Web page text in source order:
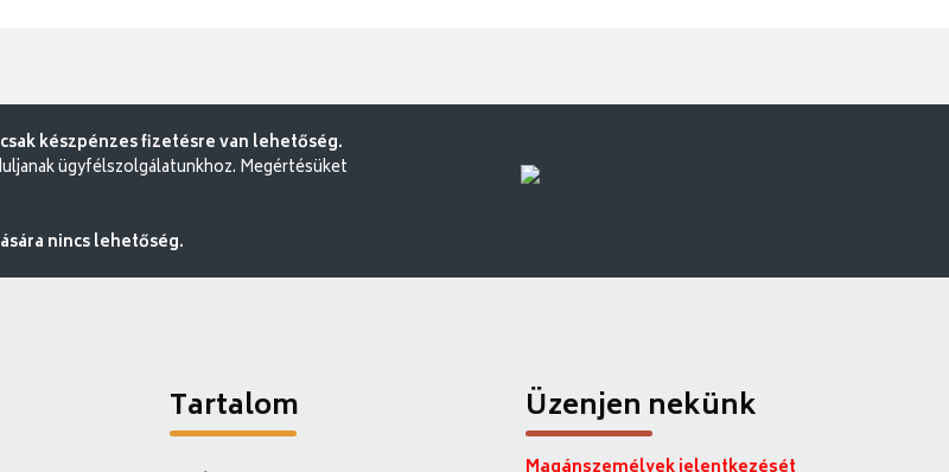
csak készpénzes fizetésre van lehetőség.
ügyfélszolgálatunkhoz. Megértésüket
nincs lehetőség.
Tartalom Üzenjen nekünk